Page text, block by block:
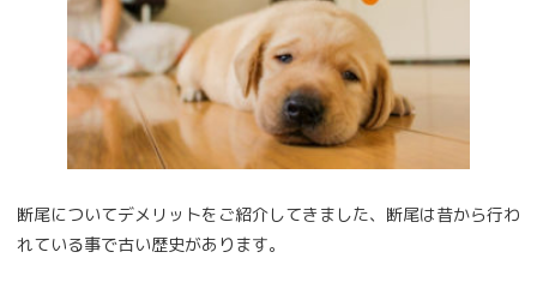
断尾についてデメリットをご紹介してきました、断尾は昔から行わ
れている事で古い歴史があります。